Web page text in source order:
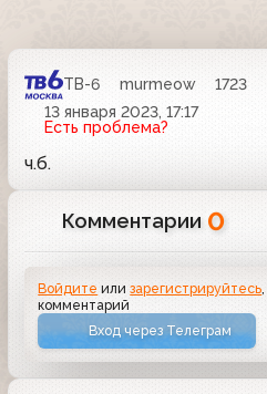
ТВ-6 murmeow
1723
13 января 2023, 17:17
Есть проблема?
ч.б.
Комментарии 0
Войдите илизарегистрируйтесь
комментарий
Вход через Телеграм